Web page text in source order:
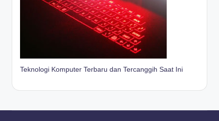
Teknologi Komputer Terbaru dan Tercanggih Saat Ini